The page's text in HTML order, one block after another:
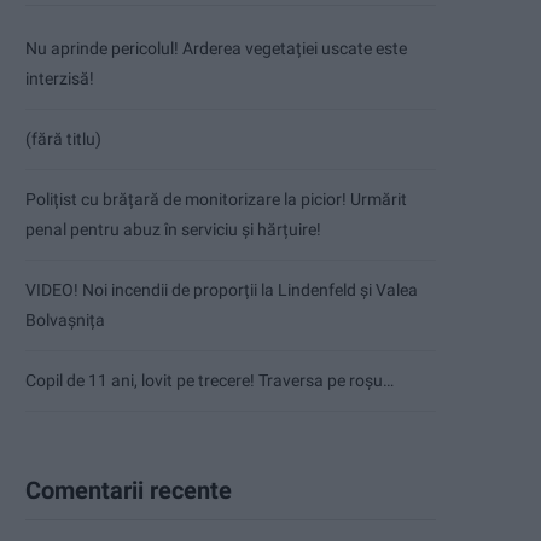
Nu aprinde pericolul! Arderea vegetației uscate este
interzisă!
(fără titlu)
Polițist cu brățară de monitorizare la picior! Urmărit
penal pentru abuz în serviciu și hărțuire!
VIDEO! Noi incendii de proporții la Lindenfeld și Valea
Bolvașnița
Copil de 11 ani, lovit pe trecere! Traversa pe roșu…
Comentarii recente